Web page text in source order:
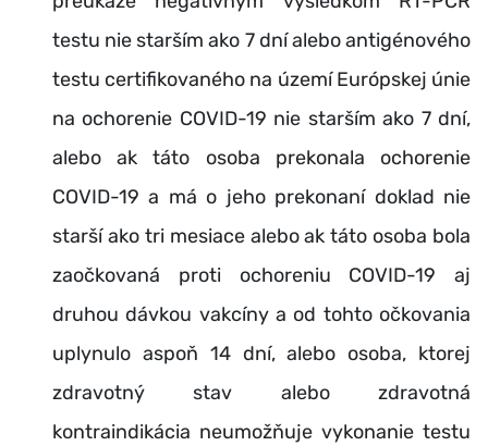
testu nie starším ako 7 dní alebo antigénového
testu certifikovaného na území Európskej únie
na ochorenie COVID-19 nie starším ako 7 dní,
alebo ak táto osoba prekonala ochorenie
COVID-19 a má o jeho prekonaní doklad nie
starší ako tri mesiace alebo ak táto osoba bola
zaočkovaná proti ochoreniu COVID-19 aj
druhou dávkou vakcíny a od tohto očkovania
uplynulo aspoň 14 dní, alebo osoba, ktorej
zdravotný stav alebo zdravotná
kontraindikácia neumožňuje vykonanie testu